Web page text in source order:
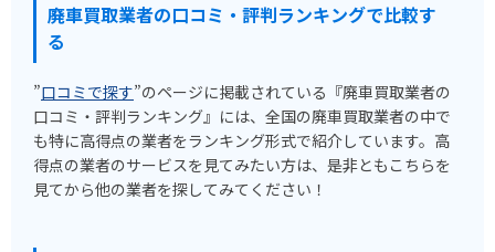
廃車買取業者の口コミ・評判ランキングで比較す
る
”口コミで探す”のページに掲載されている『廃車買取業者の
口コミ・評判ランキング』には、全国の廃車買取業者の中で
も特に高得点の業者をランキング形式で紹介しています。高
得点の業者のサービスを見てみたい方は、是非ともこちらを
見てから他の業者を探してみてください！